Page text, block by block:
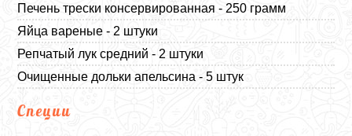
Печень трески консервированная - 250 грамм
Яйца вареные - 2 штуки
Репчатый лук средний - 2 штуки
Очищенные дольки апельсина - 5 штук
Специи